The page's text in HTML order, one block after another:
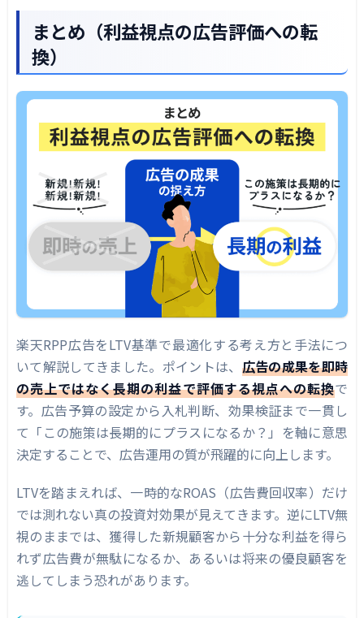
まとめ（利益視点の広告評価への転
換）
楽天RPP広告をLTV基準で最適化する考え方と手法につ
いて解説してきました。ポイントは、 広告の成果を即時
の売上ではなく長期の利益で評価する視点への転換で
す。広告予算の設定から入札判断、効果検証まで一貫し
て「この施策は長期的にプラスになるか？」を軸に意思
決定することで、広告運用の質が飛躍的に向上します。
LTVを踏まえれば、一時的なROAS（広告費回収率）だけ
では測れない真の投資対効果が見えてきます。逆にLTV無
視のままでは、獲得した新規顧客から十分な利益を得ら
れず広告費が無駄になるか、あるいは将来の優良顧客を
逃してしまう恐れがあります。